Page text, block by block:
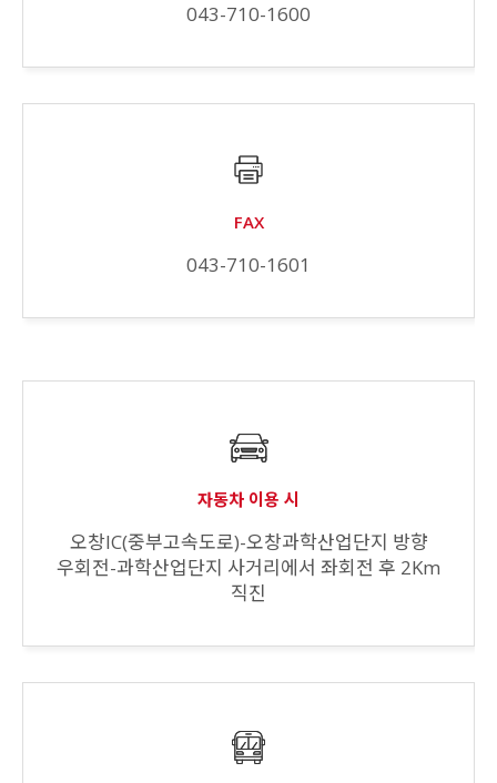
043-710-1600
FAX
043-710-1601
자동차 이용 시
오창IC(중부고속도로)-오창과학산업단지 방향
우회전-과학산업단지 사거리에서 좌회전 후 2Km
직진